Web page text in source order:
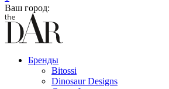
Ваш город:
Бренды
Bitossi
Dinosaur Designs